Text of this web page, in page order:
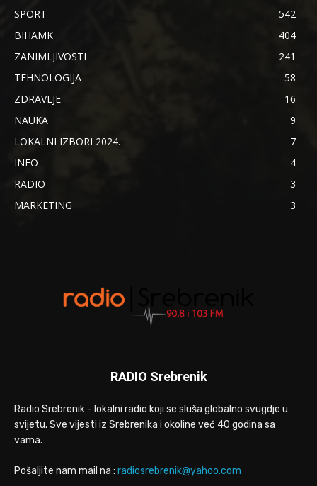
SPORT
542
BIHAMK
404
ZANIMLJIVOSTI
241
TEHNOLOGIJA
58
ZDRAVLJE
16
NAUKA
9
LOKALNI IZBORI 2024.
7
INFO
4
RADIO
3
MARKETING
3
RADIO Srebrenik
Radio Srebrenik - lokalni radio koji se sluša globalno svugdje u
svijetu. Sve vijesti iz Srebrenika i okoline već 40 godina sa
vama.
Pošaljite nam mail na : radiosrebrenik@yahoo.com